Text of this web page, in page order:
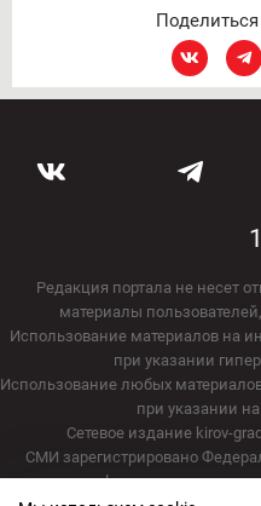
Редакция портала не несет
материалы
Использование материалов на
при указании
Использование любых
при указании на
Сетевое издание kirov-
СМИ зарегистрировано
связи, информационных